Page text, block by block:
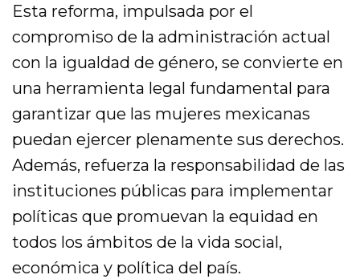
Esta reforma, impulsada por el
compromiso de la administración actual
con la igualdad de género, se convierte en
una herramienta legal fundamental para
garantizar que las mujeres mexicanas
puedan ejercer plenamente sus derechos.
Además, refuerza la responsabilidad de las
instituciones públicas para implementar
políticas que promuevan la equidad en
todos los ámbitos de la vida social,
económica y política del país.